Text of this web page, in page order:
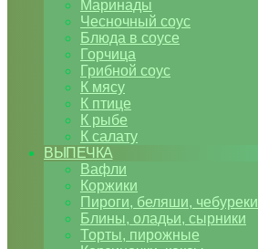
Маринады
Чесночный соус
Блюда в соусе
Горчица
Грибной соус
К мясу
К птице
К рыбе
К салату
ВЫПЕЧКА
Вафли
Коржики
Пироги, беляши, чебуреки
Блины, оладьи, сырники
Торты, пирожные